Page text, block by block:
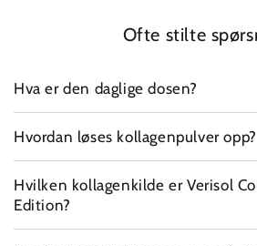
Ofte stilte
Hva er den daglige dosen?
Hvordan løses kollagenpulver opp?
Hvilken kollagenkilde er Verisol
Edition?